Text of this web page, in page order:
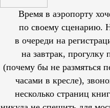
Время в аэропорту
по своему сценарию.
в очереди на
на завтрак, прогулку
(почему бы не размяться
часами в кресле),
несколько страниц